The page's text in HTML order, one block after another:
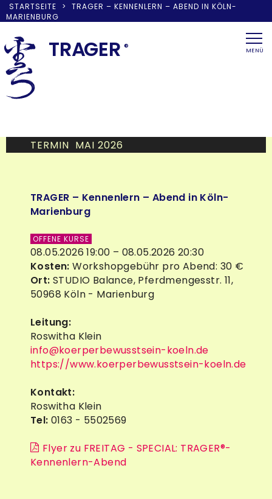
STARTSEITE >
TRAGER – KENNENLERN – ABEND IN KÖLN-
MARIENBURG
to
content
TRAGER ® MENÜ
TERMIN MAI 2026
TRAGER – Kennenlern – Abend in Köln-
Marienburg
OFFENE KURSE
08.05.2026 19:00 – 08.05.2026 20:30
Kosten: Workshopgebühr pro Abend: 30 €
Ort: STUDIO Balance, Pferdmengesstr. 11,
50968 Köln - Marienburg
Leitung:
Roswitha Klein
info@koerperbewusstsein-koeln.de
https://www.koerperbewusstsein-koeln.de
Kontakt:
Roswitha Klein
Tel: 0163 - 5502569
Flyer zu FREITAG - SPECIAL: TRAGER®-
Kennenlern-Abend